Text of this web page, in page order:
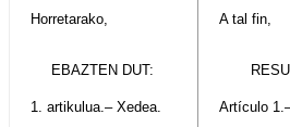
Horretarako,
A tal fin,
EBAZTEN DUT:
1. artikulua.– Xedea.
Artículo